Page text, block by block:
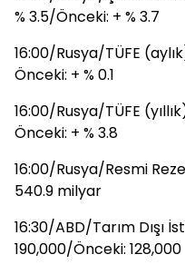
% 3.5/Önceki: + % 3.7
16:00/Rusya/TÜFE
Önceki: + % 0.1
16:00/Rusya/TÜFE
Önceki: + % 3.8
16:00/Rusya/Resmi
540.9 milyar
16:30/ABD/Tarım Dışı
190,000/Önceki: 128,000